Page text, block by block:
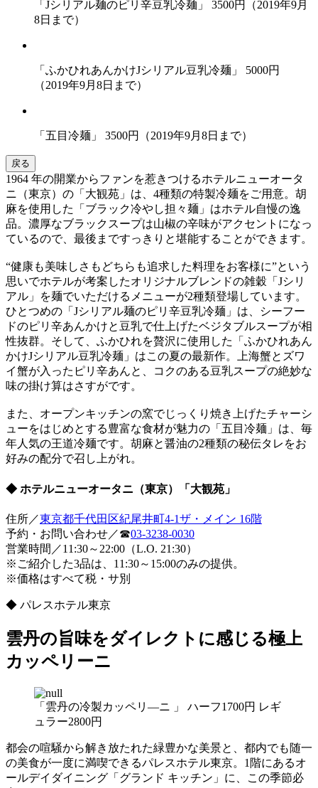
「Jシリアル麺のピリ辛豆乳冷麺」 3500円（2019年9月
8日まで）
「ふかひれあんかけJシリアル豆乳冷麺」 5000円
（2019年9月8日まで）
「五目冷麺」 3500円（2019年9月8日まで）
戻る
1964 年の開業からファンを惹きつけるホテルニューオータ
ニ（東京）の「大観苑」は、4種類の特製冷麺をご用意。胡
麻を使用した「ブラック冷やし担々麺」はホテル自慢の逸
品。濃厚なブラックスープは山椒の辛味がアクセントになっ
ているので、最後まですっきりと堪能することができます。
“健康も美味しさもどちらも追求した料理をお客様に”という
思いでホテルが考案したオリジナルブレンドの雑穀「Jシリ
アル」を麺でいただけるメニューが2種類登場しています。
ひとつめの「Jシリアル麺のピリ辛豆乳冷麺」は、シーフー
ドのピリ辛あんかけと豆乳で仕上げたベジタブルスープが相
性抜群。そして、ふかひれを贅沢に使用した「ふかひれあん
かけJシリアル豆乳冷麺」はこの夏の最新作。上海蟹とズワ
イ蟹が入ったピリ辛あんと、コクのある豆乳スープの絶妙な
味の掛け算はさすがです。
また、オープンキッチンの窯でじっくり焼き上げたチャーシ
ューをはじめとする豊富な食材が魅力の「五目冷麺」は、毎
年人気の王道冷麺です。胡麻と醤油の2種類の秘伝タレをお
好みの配分で召し上がれ。
◆ ホテルニューオータニ（東京）「大観苑」
住所／東京都千代田区紀尾井町4-1ザ・メイン 16階
予約・お問い合わせ／☎03-3238-0030
営業時間／11:30～22:00（L.O. 21:30）
※ご紹介した3品は、11:30～15:00のみの提供。
※価格はすべて税・サ別
◆ パレスホテル東京
雲丹の旨味をダイレクトに感じる極上
カッペリーニ
「雲丹の冷製カッペリ―ニ 」 ハーフ1700円 レギ
ュラー2800円
都会の喧騒から解き放たれた緑豊かな美景と、都内でも随一
の美食が一度に満喫できるパレスホテル東京。1階にあるオ
ールデイダイニング「グランド キッチン」に、この季節必